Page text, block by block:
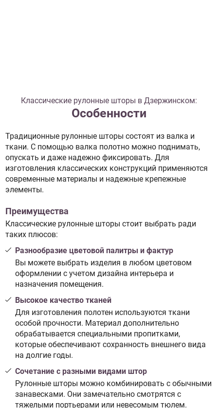
Классические рулонные шторы в Дзержинском:
Особенности
Традиционные рулонные шторы состоят из валка и
ткани. С помощью валка полотно можно поднимать,
опускать и даже надежно фиксировать. Для
изготовления классических конструкций применяются
современные материалы и надежные крепежные
элементы.
Преимущества
Классические рулонные шторы стоит выбрать ради
таких плюсов:
Разнообразие цветовой палитры и фактур
Вы можете выбрать изделия в любом цветовом
оформлении с учетом дизайна интерьера и
назначения помещения.
Высокое качество тканей
Для изготовления полотен используются ткани
особой прочности. Материал дополнительно
обрабатывается специальными пропитками,
которые обеспечивают сохранность внешнего вида
на долгие годы.
Сочетание с разными видами штор
Рулонные шторы можно комбинировать с обычными
занавесками. Они замечательно смотрятся с
тяжелыми портьерами или невесомым тюлем.